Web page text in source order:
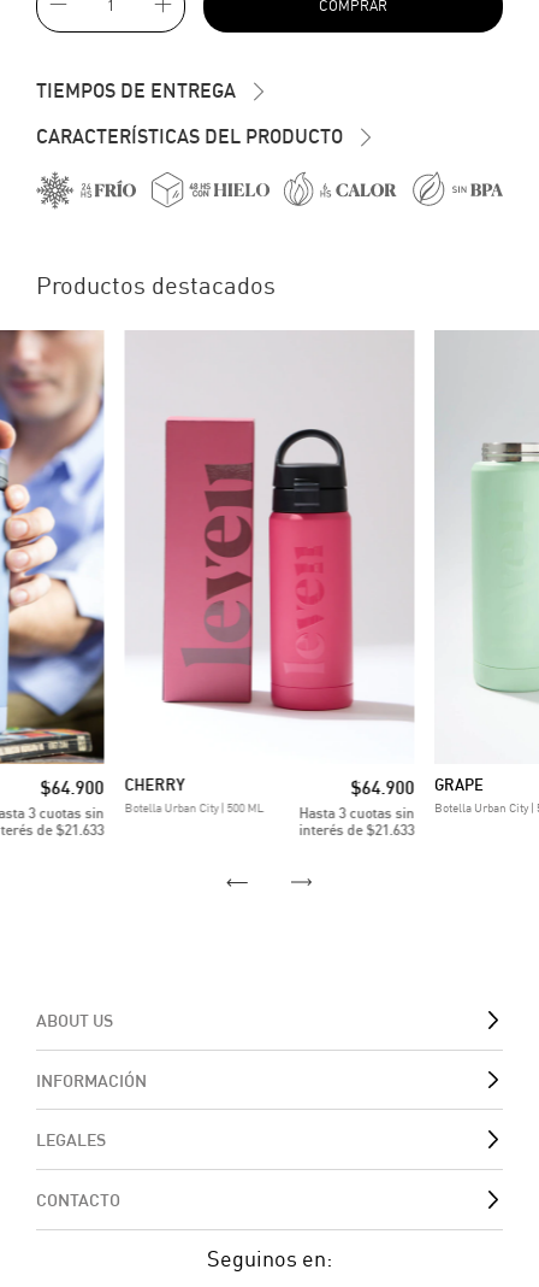
TIEMPOS DE ENTREGA
CARACTERÍSTICAS DEL PRODUCTO
Productos destacados
$64.900
3 cuotas sin
de$21.633
CHERRY
Botella Urban City | 500 ML
$64.900
3 cuotas sin
interés de$21.633
GRAPE
Botella Urban City |
ABOUT US
INFORMACIÓN
LEGALES
CONTACTO
Seguinos en: